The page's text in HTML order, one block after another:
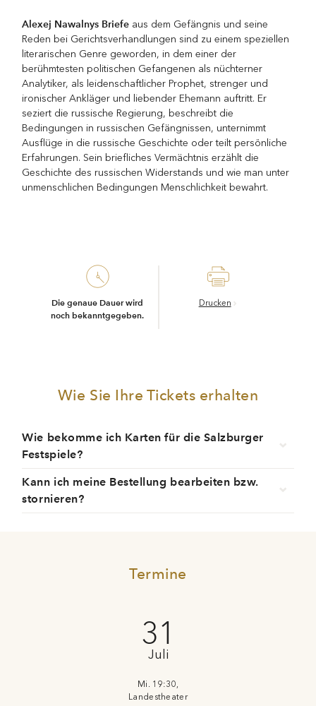
Alexej Nawalnys Briefe aus dem Gefängnis und seine
Reden bei Gerichtsverhandlungen sind zu einem speziellen
literarischen Genre geworden, in dem einer der
berühmtesten politischen Gefangenen als nüchterner
Analytiker, als leidenschaftlicher Prophet, strenger und
ironischer Ankläger und liebender Ehemann auftritt. Er
seziert die russische Regierung, beschreibt die
Bedingungen in russischen Gefängnissen, unternimmt
Ausflüge in die russische Geschichte oder teilt persönliche
Erfahrungen. Sein briefliches Vermächtnis erzählt die
Geschichte des russischen Widerstands und wie man unter
unmenschlichen Bedingungen Menschlichkeit bewahrt.
Die genaue Dauer wird
noch bekanntgegeben.
Drucken
Wie Sie Ihre Tickets erhalten
Wie bekomme ich Karten für die Salzburger
Festspiele?
Kann ich meine Bestellung bearbeiten bzw.
stornieren?
Termine
31
Juli
Mi. 19:30,
Landestheater